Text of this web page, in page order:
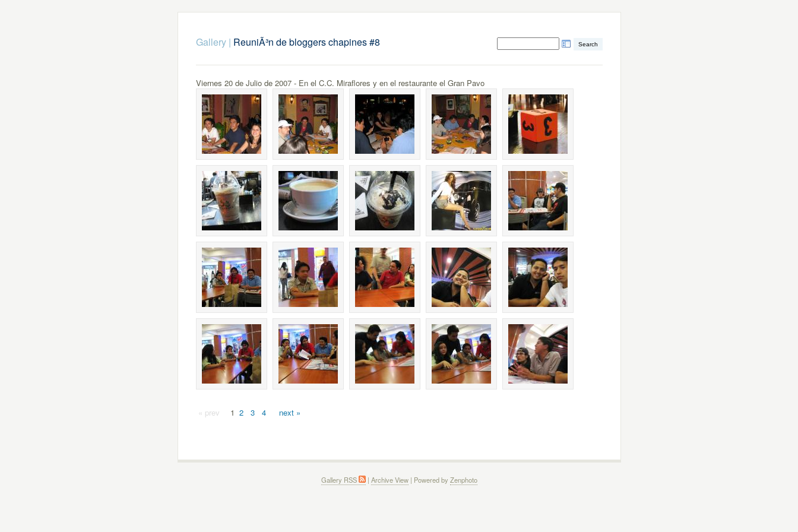
Gallery| ReuniÃ³n de bloggers chapines #8
Viernes 20 de Julio de 2007 - En el C.C. Miraflores y en el restaurante el Gran Pavo
« prev 1 2 3 4 next »
Gallery RSS | Archive View| Powered by Zenphoto